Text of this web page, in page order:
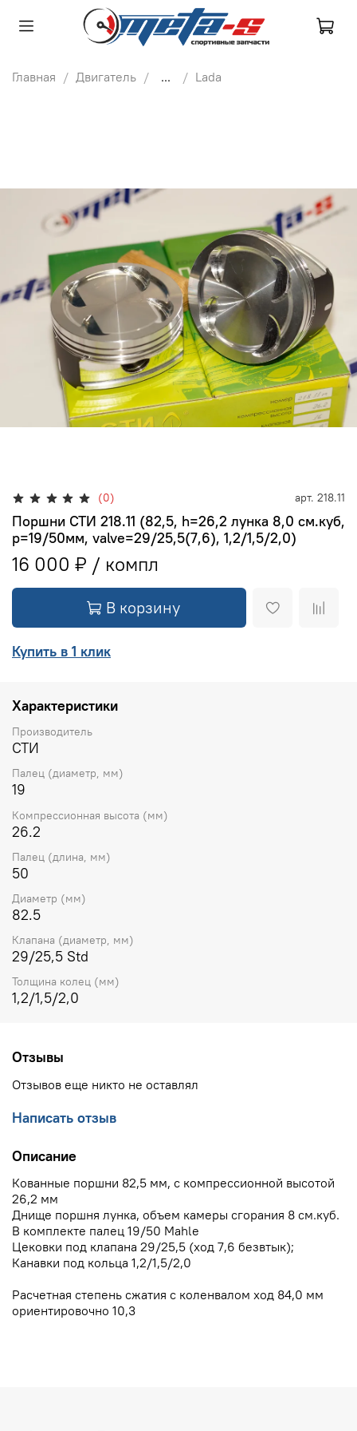
Главная Двигатель ... Lada
(0) арт. 218.11
Поршни СТИ 218.11 (82,5, h=26,2 лунка 8,0 см.куб,
p=19/50мм, valve=29/25,5(7,6), 1,2/1,5/2,0)
16 000 ₽
В корзину
Купить в 1 клик
Характеристики
Производитель
СТИ
Палец (диаметр, мм)
19
Компрессионная высота (мм)
26.2
Палец (длина, мм)
50
Диаметр (мм)
82.5
Клапана (диаметр, мм)
29/25,5 Std
Толщина колец (мм)
1,2/1,5/2,0
Отзывы
Отзывов еще никто не оставлял
Написать отзыв
Описание
Кованные поршни 82,5 мм, с компрессионной высотой
26,2 мм
Днище поршня лунка, объем камеры сгорания 8 см.куб.
В комплекте палец 19/50 Mahle
Цековки под клапана 29/25,5 (ход 7,6 безвтык);
Канавки под кольца 1,2/1,5/2,0
Расчетная степень сжатия с коленвалом ход 84,0 мм
ориентировочно 10,3